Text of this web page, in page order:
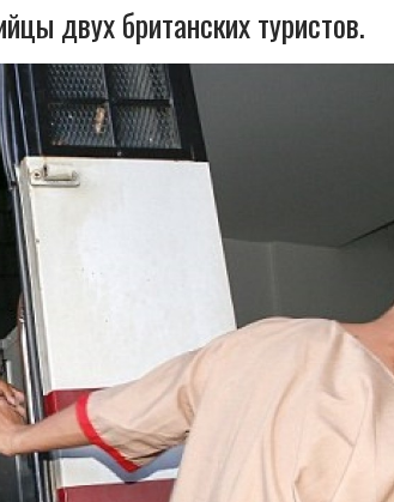
двух британских туристов.